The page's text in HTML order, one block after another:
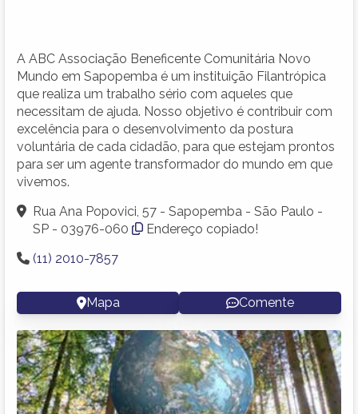
A ABC Associação Beneficente Comunitária Novo
Mundo em Sapopemba é um instituição Filantrópica
que realiza um trabalho sério com aqueles que
necessitam de ajuda. Nosso objetivo é contribuir com
excelência para o desenvolvimento da postura
voluntária de cada cidadão, para que estejam prontos
para ser um agente transformador do mundo em que
vivemos.
Rua Ana Popovici, 57 - Sapopemba - São Paulo -
SP - 03976-060
Endereço copiado!
(11) 2010-7857
Mapa Comente